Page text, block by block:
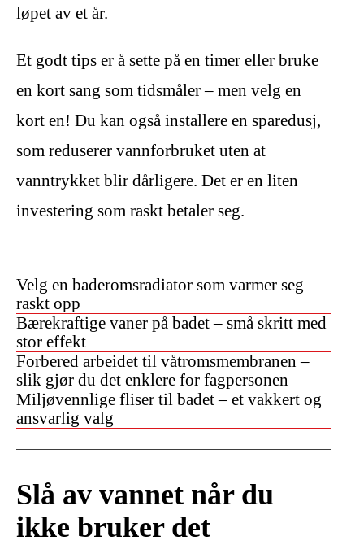
løpet av et år.
Et godt tips er å sette på en timer eller bruke
en kort sang som tidsmåler – men velg en
kort en! Du kan også installere en sparedusj,
som reduserer vannforbruket uten at
vanntrykket blir dårligere. Det er en liten
investering som raskt betaler seg.
Velg en baderomsradiator som varmer seg
raskt opp
Bærekraftige vaner på badet – små skritt med
stor effekt
Forbered arbeidet til våtromsmembranen –
slik gjør du det enklere for fagpersonen
Miljøvennlige fliser til badet – et vakkert og
ansvarlig valg
Slå av vannet når du
ikke bruker det